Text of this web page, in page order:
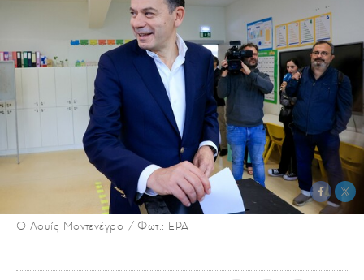
Ο Λουίς Μοντενέγρο / Φωτ.: EPA